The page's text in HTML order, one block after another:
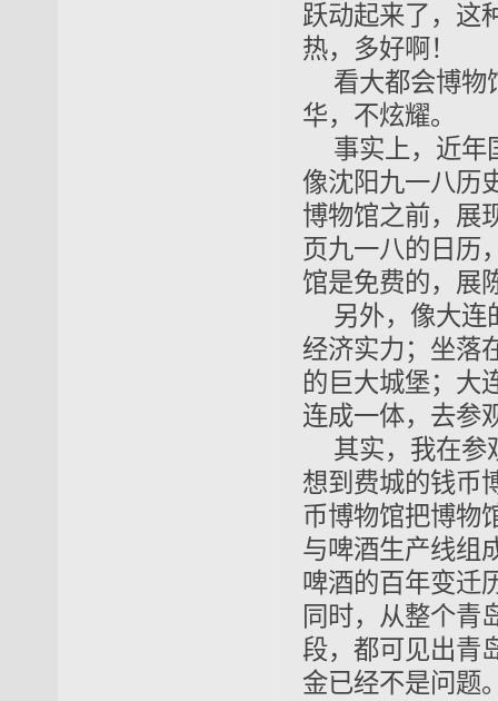
跃动起来了，这
热，多好啊！
看大都会博物
华，不炫耀。
事实上，近年
像沈阳九一八历
博物馆之前，展
页九一八的日历
馆是免费的，展
另外，像大连
经济实力；坐落
的巨大城堡；大
连成一体，去参
其实，我在参
想到费城的钱币
币博物馆把博物
与啤酒生产线组
啤酒的百年变迁
同时，从整个青
段，都可见出青
金已经不是问题